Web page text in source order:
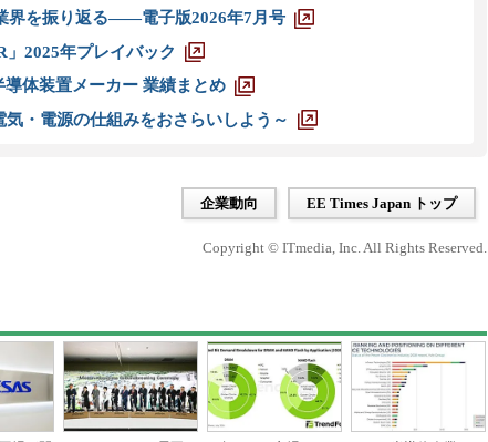
界を振り返る――電子版2026年7月号
」2025年プレイバック
体装置メーカー 業績まとめ
・電源の仕組みをおさらいしよう～
企業動向 EE Times Japan トップ
Copyright © ITmedia, Inc. All Rights Reserved.